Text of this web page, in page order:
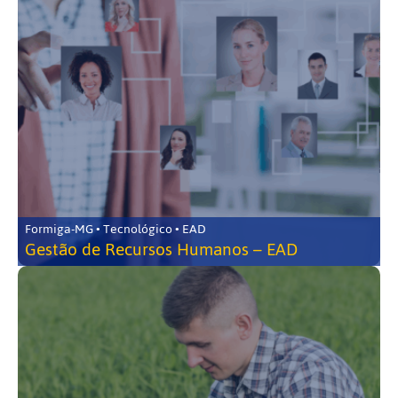
Formiga-MG • Tecnológico • EAD
Gestão de Recursos Humanos – EAD